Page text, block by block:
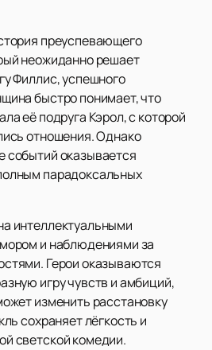
преуспевающего
неожиданно решает
Филлис, успешного
быстро понимает, что
её подруга Кэрол, с которой
отношения. Однако
событий оказывается
парадоксальных
интеллектуальными
и наблюдениями за
Герои оказываются
игру чувств и амбиций,
изменить расстановку
сохраняет лёгкость и
светской комедии.